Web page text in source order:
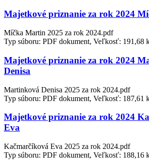
Majetkové priznanie za rok 2024
Míčka Martin 2025 za rok 2024.pdf
Typ súboru: PDF dokument, Veľkosť: 191,68
Majetkové priznanie za rok 2024
Denisa
Martinková Denisa 2025 za rok 2024.pdf
Typ súboru: PDF dokument, Veľkosť: 187,61
Majetkové priznanie za rok 2024
Eva
Kačmarčíková Eva 2025 za rok 2024.pdf
Typ súboru: PDF dokument, Veľkosť: 188,16